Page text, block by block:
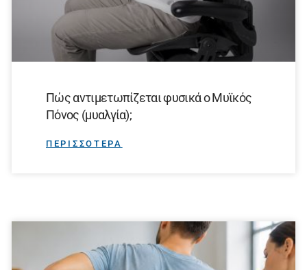
Πώς αντιμετωπίζεται φυσικά ο Μυϊκός
Πόνος (μυαλγία);
ΠΕΡΙΣΣΟΤΕΡΑ